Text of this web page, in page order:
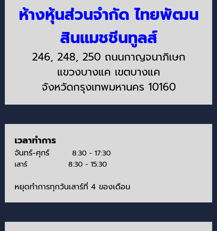
ห้างหุ้นส่วนจำกัด ไทยพัฒน
สินแมชชีนทูลส์
246, 248, 250 ถนนกาญจนาภิเษก
แขวงบางแค เขตบางแค
จังหวัดกรุงเทพมหานคร 10160
เวลาทำการ
จันทร์-ศุกร์
8:30 - 17:30
เสาร์
8:30 - 15:30
หยุดทำการทุกวันเสาร์ที่ 4 ของเดือน